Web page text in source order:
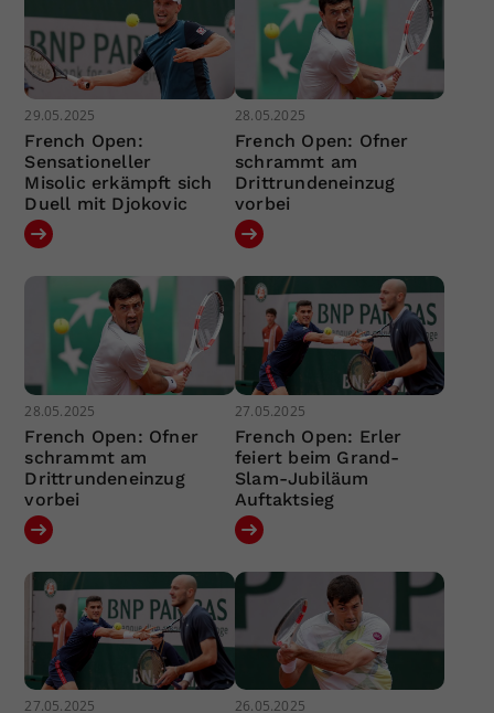
29.05.2025
French Open:
Sensationeller
Misolic erkämpft sich
Duell mit Djokovic
28.05.2025
French Open: Ofner
schrammt am
Drittrundeneinzug
vorbei
28.05.2025
French Open: Ofner
schrammt am
Drittrundeneinzug
vorbei
27.05.2025
French Open: Erler
feiert beim Grand-
Slam-Jubiläum
Auftaktsieg
27.05.2025 26.05.2025